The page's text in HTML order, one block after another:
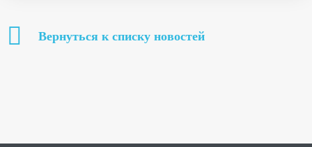
Вернуться к списку новостей